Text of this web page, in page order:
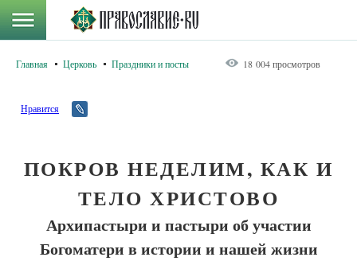
Главная Церковь Праздники и посты 18 004 просмотров
Нравится
ПОКРОВ НЕДЕЛИМ, КАК И
ТЕЛО ХРИСТОВО
Архипастыри и пастыри об участии
Богоматери в истории и нашей жизни